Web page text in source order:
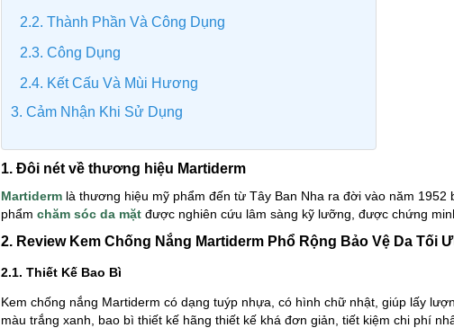
2.2. Thành Phần Và Công Dụng
2.3. Công Dụng
2.4. Kết Cấu Và Mùi Hương
3. Cảm Nhận Khi Sử Dụng
1. Đôi nét về thương hiệu Martiderm
Martiderm là thương hiệu mỹ phẩm đến từ Tây Ban Nha ra đời vào năm 1952
phẩm chăm sóc da mặtđược nghiên cứu lâm sàng kỹ lưỡng, được chứng
2. Review Kem Chống Nắng Martiderm Phổ Rộng Bảo Vệ Da Tối
2.1. Thiết Kế Bao Bì
Kem chống nắng Martiderm có dạng tuýp nhựa, có hình chữ nhật, giúp lấy
màu trắng xanh, bao bì thiết kế hãng thiết kế khá đơn giản, tiết kiệm chi phí